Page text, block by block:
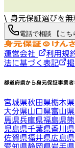
\ 身元保証選びを
電話で相談 【こち
運営会社 利用規
法に基づく表記
都道府県から身元保証事業者
宮城県秋田県栃木県
大分県山口県富山県
馬県兵庫県福島県
児島県千葉県香川県
佐賀県福井県広島県